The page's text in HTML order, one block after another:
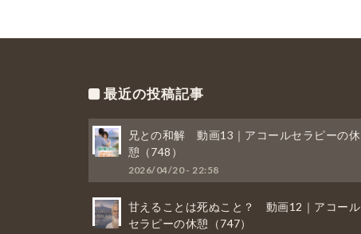
最近の投稿記事
兄との和解 動画13｜アコールセラピーの休
憩（748）
2026/04/20 - 22:58
甘えることは死ぬこと？ 動画12｜アコール
セラピーの休憩（747）